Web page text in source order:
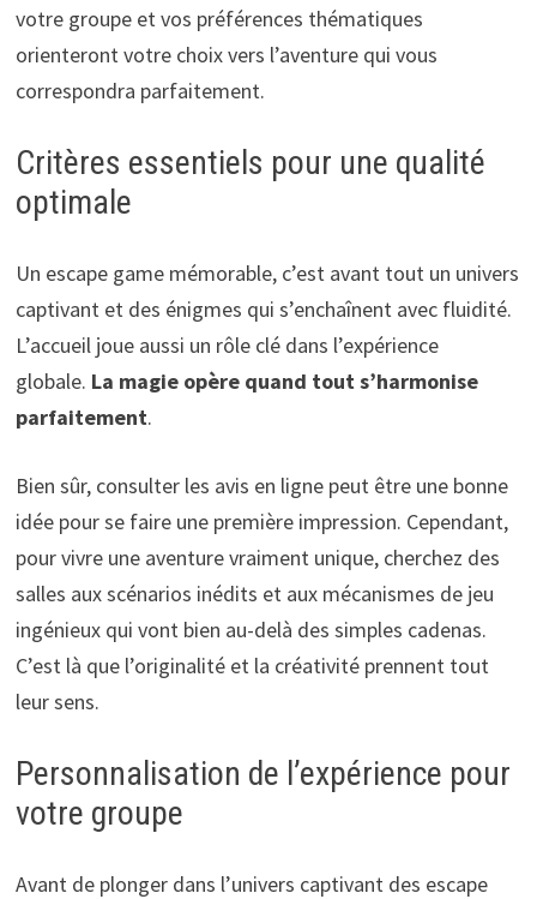
votre groupe et vos préférences thématiques
orienteront votre choix vers l’aventure qui vous
correspondra parfaitement.
Critères essentiels pour une qualité
optimale
Un escape game mémorable, c’est avant tout un univers
captivant et des énigmes qui s’enchaînent avec fluidité.
L’accueil joue aussi un rôle clé dans l’expérience
globale. La magie opère quand tout s’harmonise
parfaitement.
Bien sûr, consulter les avis en ligne peut être une bonne
idée pour se faire une première impression. Cependant,
pour vivre une aventure vraiment unique, cherchez des
salles aux scénarios inédits et aux mécanismes de jeu
ingénieux qui vont bien au-delà des simples cadenas.
C’est là que l’originalité et la créativité prennent tout
leur sens.
Personnalisation de l’expérience pour
votre groupe
Avant de plonger dans l’univers captivant des escape